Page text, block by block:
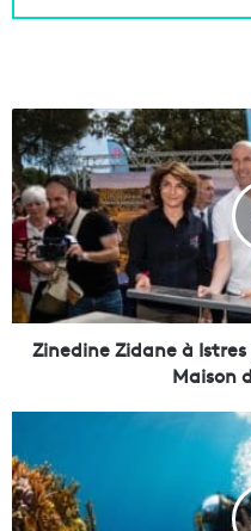
Z
n
e
d
i
n
e
Z
à
I
s
Zinedine Zidane à
Maison
n
e
j
o